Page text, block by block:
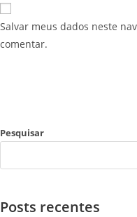
Salvar meus dados neste
comentar.
Pesquisar
Posts recentes